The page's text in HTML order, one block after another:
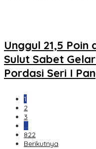
Unggul 21,5
Sulut Sabet
Pordasi Seri I
1
2
3
…
822
Berikutnya